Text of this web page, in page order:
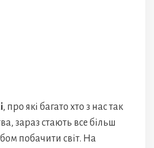
, про які багато хто з нас так
зараз стають все більш
побачити світ. На